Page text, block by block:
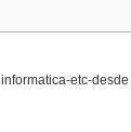
etc-desde